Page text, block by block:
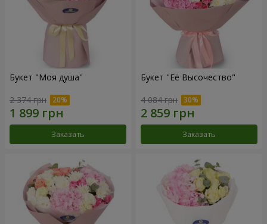
Букет "Моя душа"
2 374 грн
Заказать
Букет "Её Высочество"
4 084 грн
Заказать